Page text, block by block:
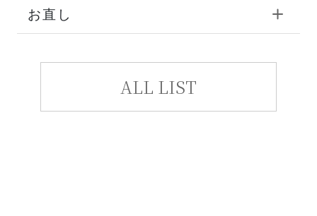
お直し
ALL LIST